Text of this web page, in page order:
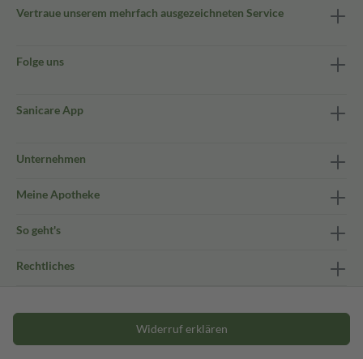
Vertraue unserem mehrfach ausgezeichneten Service
Folge uns
Sanicare App
Unternehmen
Meine Apotheke
So geht's
Rechtliches
Widerruf erklären